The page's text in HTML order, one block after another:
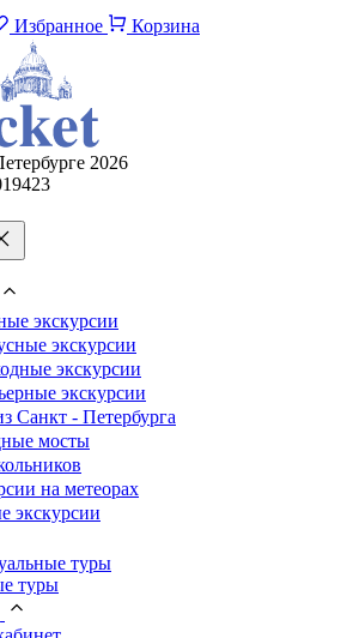
Избранное Корзина
2026
экскурсии
экскурсии
экскурсии
экскурсии
Санкт - Петербурга
мосты
на метеорах
экскурсии
туры
туры